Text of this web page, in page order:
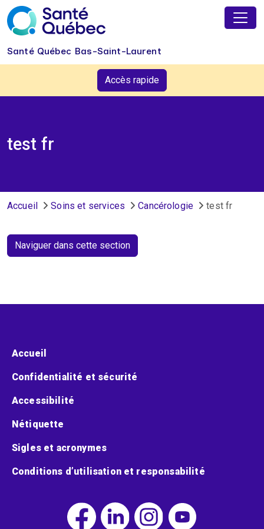
Aller au contenu principal
Santé Québec Bas-Saint-Laurent
Accès rapide
test fr
Fil d'Ariane
Accueil Soins et services Cancérologie test fr
Naviguer dans cette section
Menu pied de page
Accueil
Confidentialité et sécurité
Accessibilité
Nétiquette
Sigles et acronymes
Conditions d’utilisation et responsabilité